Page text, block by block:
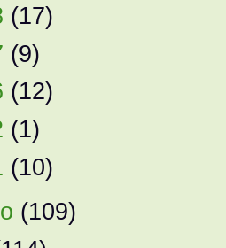
(17)
(9)
(12)
(1)
(10)
(109)